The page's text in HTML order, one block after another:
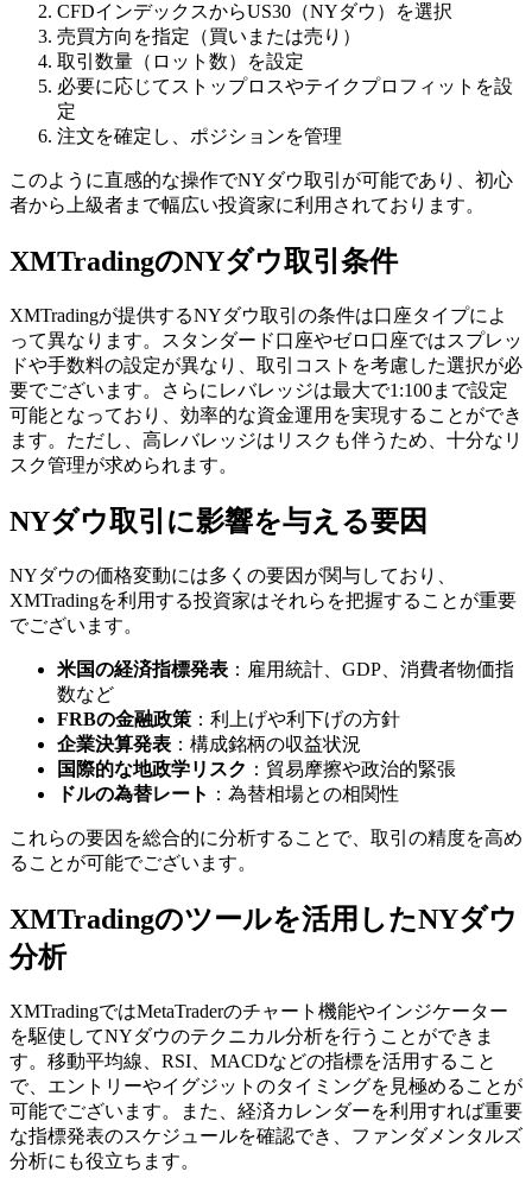
CFDインデックスからUS30（NYダウ）を選択
売買方向を指定（買いまたは売り）
取引数量（ロット数）を設定
必要に応じてストップロスやテイクプロフィットを設
定
注文を確定し、ポジションを管理
このように直感的な操作でNYダウ取引が可能であり、初心
者から上級者まで幅広い投資家に利用されております。
XMTradingのNYダウ取引条件
XMTradingが提供するNYダウ取引の条件は口座タイプによ
って異なります。スタンダード口座やゼロ口座ではスプレッ
ドや手数料の設定が異なり、取引コストを考慮した選択が必
要でございます。さらにレバレッジは最大で1:100まで設定
可能となっており、効率的な資金運用を実現することができ
ます。ただし、高レバレッジはリスクも伴うため、十分なリ
スク管理が求められます。
NYダウ取引に影響を与える要因
NYダウの価格変動には多くの要因が関与しており、
XMTradingを利用する投資家はそれらを把握することが重要
でございます。
米国の経済指標発表 ：雇用統計、GDP、消費者物価指
数など
FRBの金融政策 ：利上げや利下げの方針
企業決算発表 ：構成銘柄の収益状況
国際的な地政学リスク ：貿易摩擦や政治的緊張
ドルの為替レート ：為替相場との相関性
これらの要因を総合的に分析することで、取引の精度を高め
ることが可能でございます。
XMTradingのツールを活用したNYダウ
分析
XMTradingではMetaTraderのチャート機能やインジケーター
を駆使してNYダウのテクニカル分析を行うことができま
す。移動平均線、RSI、MACDなどの指標を活用すること
で、エントリーやイグジットのタイミングを見極めることが
可能でございます。また、経済カレンダーを利用すれば重要
な指標発表のスケジュールを確認でき、ファンダメンタルズ
分析にも役立ちます。